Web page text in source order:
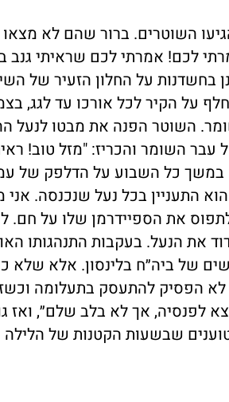
לכם! אמרתי לכם שראיתי גנב
בחשדנות על החלון הזעיר של
על הקיר לכל אורכו עד לגג,
השוטר הפנה את מבטו לנעל
עבר השומר והכריז: "מזל טוב!
במשך כל השבוע על הדלפק של
התעניין בכל נעל שנכנסה.
את הספיידרמן שלו על
את הנעל. בעקבות התנהגותו
של ביה״ח בלינסון. אלא
לא הפסיק להתעסק בתעלומה
לפנסיה, אך לא בלב שלם״, ואז
שבשעות הקטנות של